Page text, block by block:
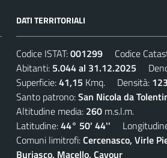
DATI TERRITORIALI
Codice ISTAT:001299 Codice
Abitanti: 5.044 al 31.12.2025
Superficie:41,15 Kmq. Densità: 123
Santo patrono:San Nicola da
Altitudine media: 260 m.s.l.m.
Latitudine:44° 50' 44''
Comuni limitrofi:Cercenasco, Virle
Buriasco, Macello, Cavour